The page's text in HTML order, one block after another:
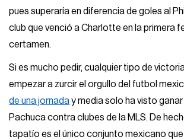
pues superaría en diferencia de goles al
club que venció a Charlotte en la primera
certamen.
Si es mucho pedir, cualquier tipo de
empezar a zurcir el orgullo del futbol
de una jornaday media solo ha visto ganar
Pachuca contra clubes de la MLS. De
tapatío es el único conjunto mexicano